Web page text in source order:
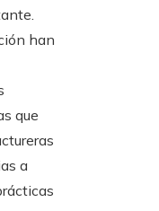
han
que
a